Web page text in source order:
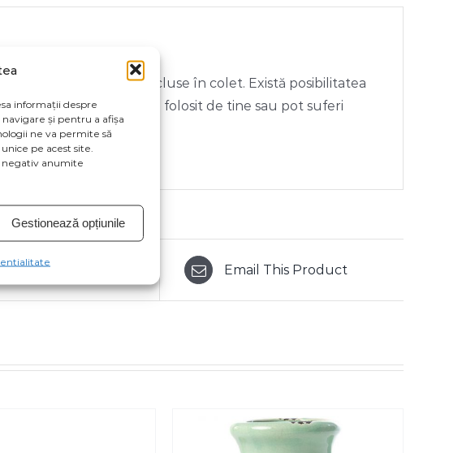
informații despre
și pentru a afișa
ne va permite să
pe acest site.
negativ anumite
Gestionează opțiunile
accesorii neincluse în colet. Există posibilitatea
de dispozitivul vizual folosit de tine sau pot suferi
This Product Email This Product